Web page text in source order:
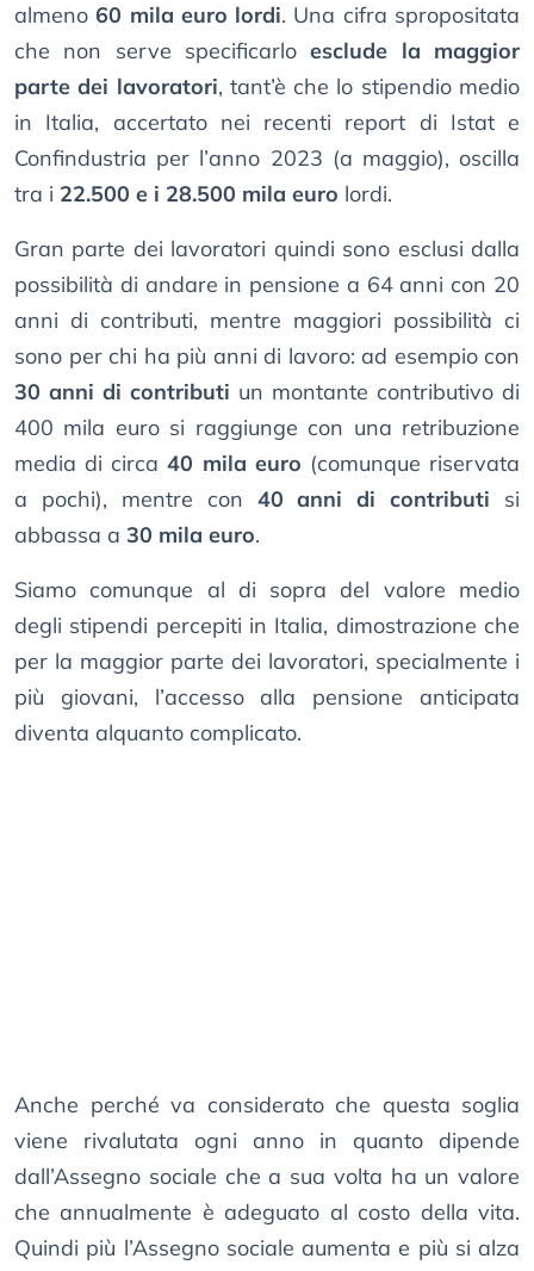
almeno60 mila euro lordi. Una cifra spropositata
che non serve specificarloesclude la maggior
parte dei lavoratori, tant’è che lo stipendio medio
in Italia, accertato nei recenti report di Istat e
Confindustria per l’anno 2023 (a maggio), oscilla
tra i 22.500 e i 28.500 mila euro lordi.
Gran parte dei lavoratori quindi sono esclusi dalla
possibilità di andare in pensione a 64 anni con 20
anni di contributi, mentre maggiori possibilità ci
sono per chi ha più anni di lavoro: ad esempio con
30 anni di contributi un montante contributivo di
400 mila euro si raggiunge con una retribuzione
media di circa40 mila euro (comunque riservata
a pochi), mentre con 40 anni di contributi si
abbassa a 30 mila euro.
Siamo comunque al di sopra del valore medio
degli stipendi percepiti in Italia, dimostrazione che
per la maggior parte dei lavoratori, specialmente i
più giovani, l’accesso alla pensione anticipata
diventa alquanto complicato.
Anche perché va considerato che questa soglia
viene rivalutata ogni anno in quanto dipende
dall’Assegno sociale che a sua volta ha un valore
che annualmente è adeguato al costo della vita.
Quindi più l’Assegno sociale aumenta e più si alza